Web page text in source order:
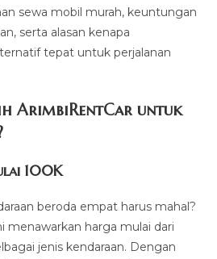
sewa mobil murah, keuntungan
serta alasan kenapa
tepat untuk perjalanan
ArimbiRentCar untuk
100K
beroda empat harus mahal?
menawarkan harga mulai dari
jenis kendaraan. Dengan